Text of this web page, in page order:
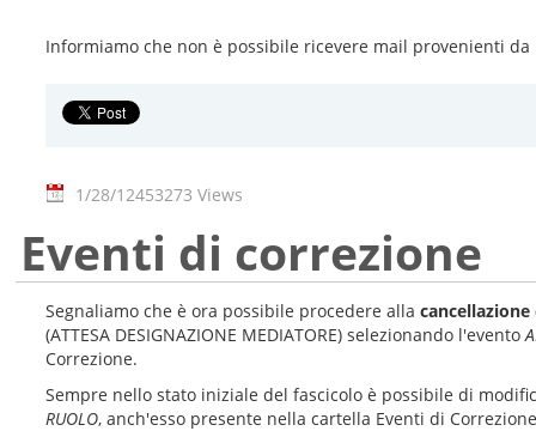
Informiamo che non è possibile ricevere mail provenienti
1/28/12453273 Views
Eventi di correzione
Segnaliamo che è ora possibile procedere alla
(ATTESA DESIGNAZIONE MEDIATORE) selezionando l'evento
Correzione.
Sempre nello stato iniziale del fascicolo è possibile di
RUOLO, anch'esso presente nella cartella Eventi di